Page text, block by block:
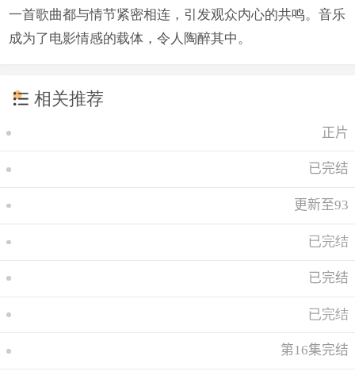
一首歌曲都与情节紧密相连，引发观众内心的共鸣。音乐
成为了电影情感的载体，令人陶醉其中。
相关推荐
正片
已完结
更新至93
已完结
已完结
已完结
第16集完结